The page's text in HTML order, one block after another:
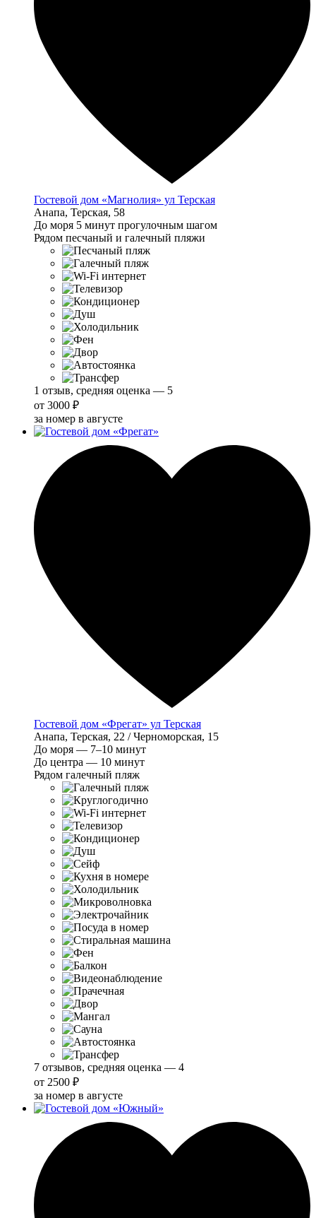
Гостевой дом «Магнолия» ул Терская
Анапа, Терская, 58
До моря 5 минут прогулочным шагом
Рядом песчаный и галечный пляжи
1 отзыв, средняя оценка — 5
от 3000 ₽
за номер в августе
Гостевой дом «Фрегат» ул Терская
Анапа, Терская, 22 / Черноморская, 15
До моря — 7–10 минут
До центра — 10 минут
Рядом галечный пляж
7 отзывов, средняя оценка — 4
от 2500 ₽
за номер в августе